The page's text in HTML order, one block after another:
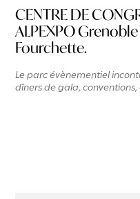
CENTRE DE
ALPEXPO
Fourchette.
Le parc évènementiel
dîners de gala, conventions,